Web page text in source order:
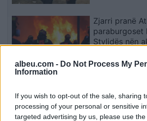
albeu.com - Do Not Process My
Information
If you wish to opt-out of the sale, sharing
processing of your personal or sensitive
targeted advertising by us, please use
Zjarri pranë
paraburgoset
Stylidës nën
për Rodrin
çmimin e tij